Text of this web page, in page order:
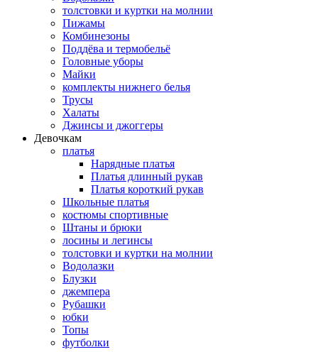
толстовки и куртки на молнии
Пижамы
Комбинезоны
Поддёва и термобельё
Головные уборы
Майки
комплекты нижнего белья
Трусы
Халаты
Джинсы и джоггеры
Девочкам
платья
Нарядные платья
Платья длинный рукав
Платья короткий рукав
Школьные платья
костюмы спортивные
Штаны и брюки
лосины и легинсы
толстовки и куртки на молнии
Водолазки
Блузки
джемпера
Рубашки
юбки
Топы
футболки